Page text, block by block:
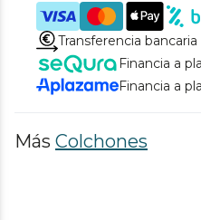
Transferencia bancaria
Financia a
Financia a
Más Colchones